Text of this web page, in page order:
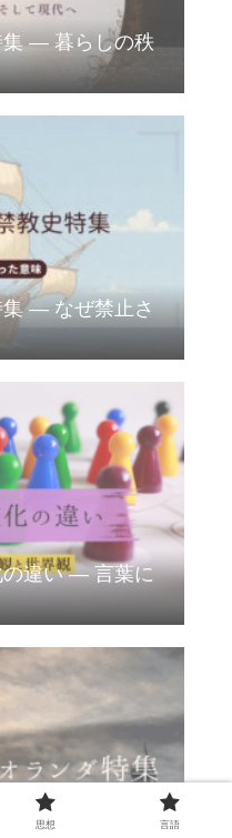
集 ― 暮らしの秩
集 ― なぜ禁止さ
の違い ― 言葉に
思想 言語